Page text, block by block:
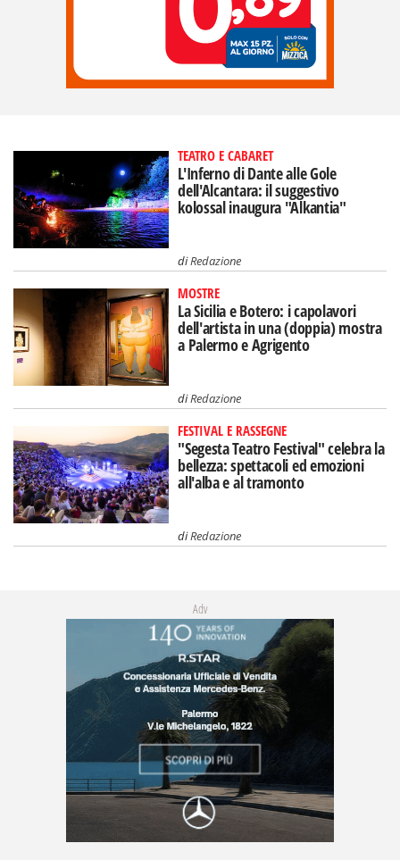
TEATRO E CABARET
L'Inferno di Dante alle Gole
dell'Alcantara: il suggestivo
kolossal inaugura "Alkantia"
diRedazione
MOSTRE
La Sicilia e Botero: i capolavori
dell'artista in una (doppia) mostra
a Palermo e Agrigento
diRedazione
FESTIVAL E RASSEGNE
"Segesta Teatro Festival" celebra la
bellezza: spettacoli ed emozioni
all'alba e al tramonto
diRedazione
Adv